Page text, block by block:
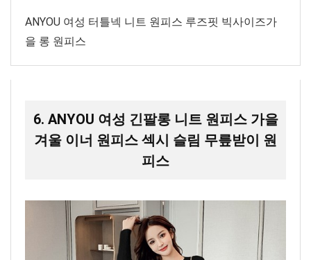
ANYOU 여성 터틀넥 니트 원피스 루즈핏 빅사이즈가
을 롱 원피스
6. ANYOU 여성 긴팔롱 니트 원피스 가을
겨울 이너 원피스 섹시 슬림 무릎받이 원
피스